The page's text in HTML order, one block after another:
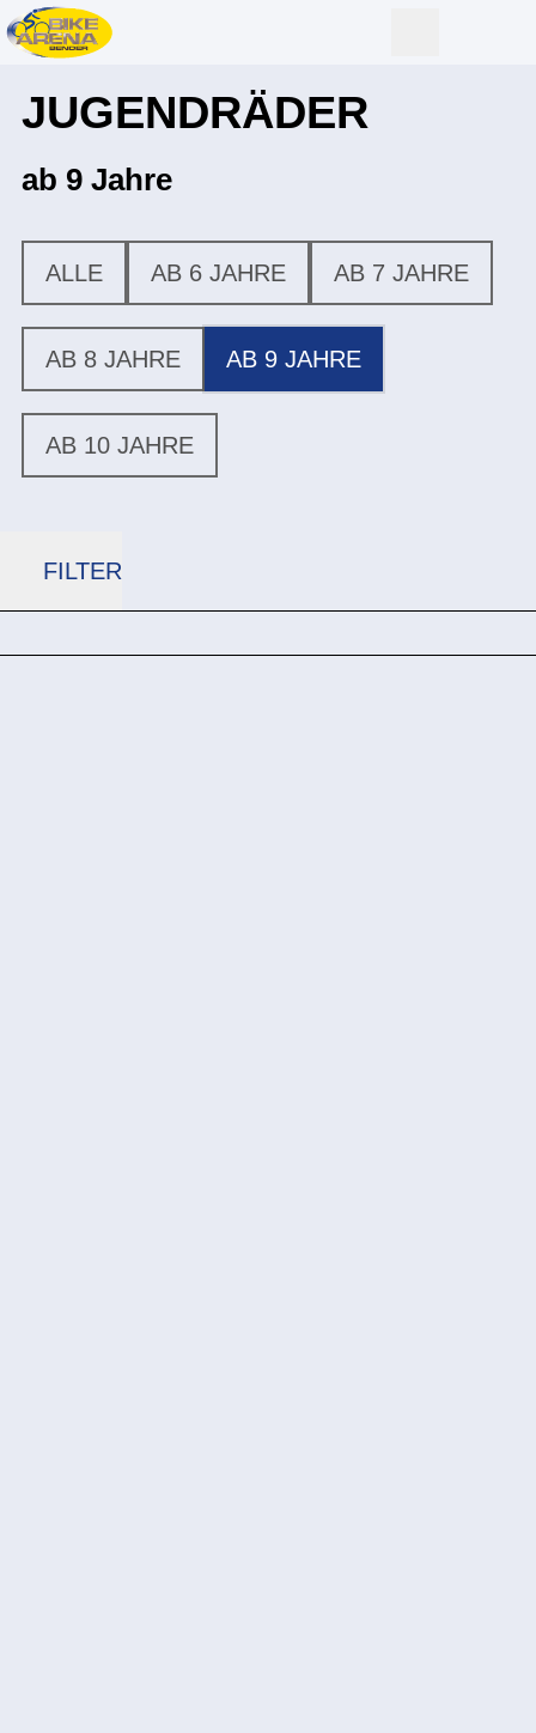
JUGENDRÄDER
ab 9 Jahre
ALLE AB 6 JAHRE AB 7 JAHRE
AB 8 JAHRE AB 9 JAHRE
AB 10 JAHRE
FILTER